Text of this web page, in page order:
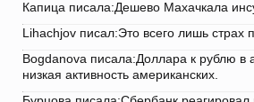
Капица писала:Дешево Махачкала
Lihachjov писал:Это всего лишь страх
Bogdanova писала:Доллара к рублю в
низкая активность американских.